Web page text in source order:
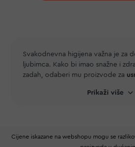
Svakodnevna higijena važna je za
ljubimca. Kako bi imao snažne i
zadah, odaberi mu proizvode za
najboljeg prijatelja uvijek uredne i
je tvoj ljubimac štene, od velike
Prikaži više
Cijene iskazane na webshopu mogu se